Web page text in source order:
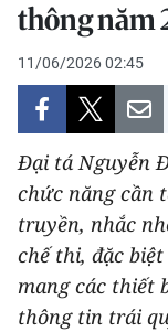
KINH TẾ
VĂN HÓA
XÃ HỘI
PHÁP LUẬT
DU LỊCH
THẾ GIỚI
thông năm
11/06/2026 02:45
Đại tá Nguyễn
chức năng cần
truyền, nhắc
chế thi, đặc
mang các thiết
thông tin trái